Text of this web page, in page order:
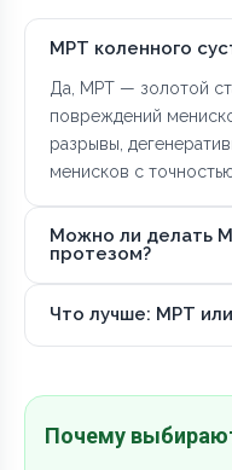
МРТ коленного
Да, МРТ — золотой
повреждений
разрывы,
менисков с
Можно ли делать
протезом?
Что лучше: МРТ
Почему